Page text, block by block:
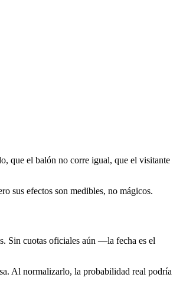
que el balón no corre igual, que el visitante
sus efectos son medibles, no mágicos.
Sin cuotas oficiales aún —la fecha es el
Al normalizarlo, la probabilidad real podría